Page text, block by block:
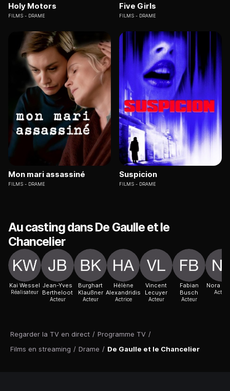
Regarder la TV en direct / Programme TV /
Films en streaming / Drame / De Gaulle et le Chancelier
Holy Motors
FILMS DRAME
Five Girls
FILMS DRAME
Mon mari assassiné
FILMS DRAME
Suspicion
FILMS DRAME
Au casting dans De Gaulle et le
Chancelier
Kai Wessel
Réalisateur
Jean-Yves
Bertheloot
Acteur
Burghart
Klaußner
Acteur
Hélène
Alexandridis
Actrice
Vincent
Lecuyer
Acteur
Fabian
Busch
Acteur
Nora
Acteur